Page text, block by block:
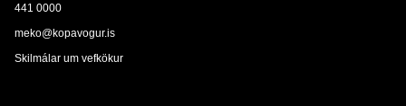
441 0000
meko@kopavogur.is
Skilmálar um vefkökur